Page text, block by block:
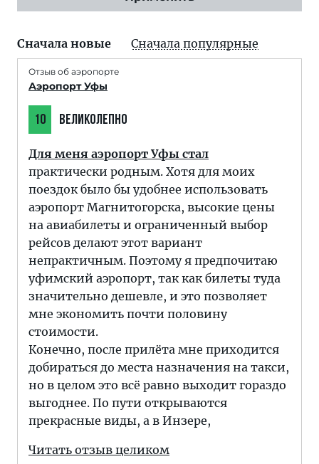
Сначала новые Сначала популярные
Отзыв об аэропорте
Аэропорт Уфы
10 ВЕЛИКОЛЕПНО
Для меня аэропорт Уфы стал
практически родным. Хотя для моих
поездок было бы удобнее использовать
аэропорт Магнитогорска, высокие цены
на авиабилеты и ограниченный выбор
рейсов делают этот вариант
непрактичным. Поэтому я предпочитаю
уфимский аэропорт, так как билеты туда
значительно дешевле, и это позволяет
мне экономить почти половину
стоимости.
Конечно, после прилёта мне приходится
добираться до места назначения на такси,
но в целом это всё равно выходит гораздо
выгоднее. По пути открываются
прекрасные виды, а в Инзере,
Читать отзыв целиком